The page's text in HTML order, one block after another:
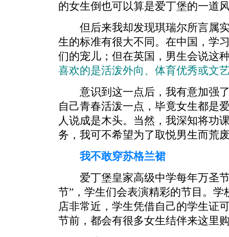
的女生倒也可以算是爱丁堡的一道
但后来我却发现琪瑞尔所言属实
生的标准有很大不同。在中国，学
们的宠儿；但在英国，男生会说这
喜欢的是活泼外向、体育优秀或文
意识到这一点后，我有意加强了
自己青春活泼一点，毕竟女生都是
人说成是木头。当然，我深知将功
务，我可不希望为了取悦男生而荒
我不敢穿苏格兰裙
爱丁堡皇家高级中学每年万圣节
节”，学生们会表演精彩的节目。
店非常近，学生凭借自己的学生证
节前，都会有很多女生结伴来这里